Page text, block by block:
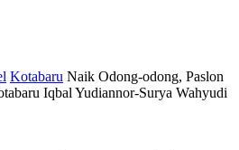
Kotabaru Naik Odong-odong, Paslon
Iqbal Yudiannor-Surya Wahyudi